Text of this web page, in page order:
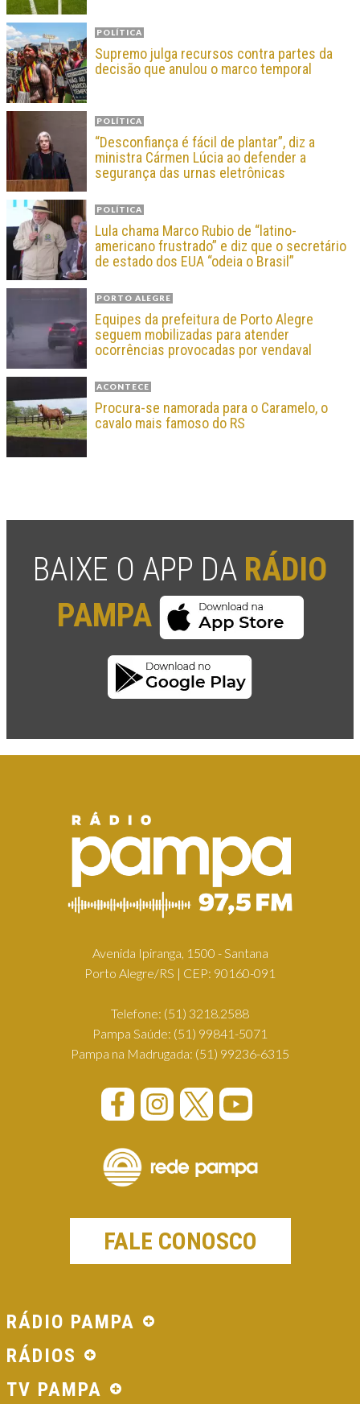
POLÍTICA
Supremo julga recursos contra partes da
decisão que anulou o marco temporal
POLÍTICA
“Desconfiança é fácil de plantar”, diz a
ministra Cármen Lúcia ao defender a
segurança das urnas eletrônicas
POLÍTICA
Lula chama Marco Rubio de “latino-
americano frustrado” e diz que o secretário
de estado dos EUA “odeia o Brasil”
PORTO ALEGRE
Equipes da prefeitura de Porto Alegre
seguem mobilizadas para atender
ocorrências provocadas por vendaval
ACONTECE
Procura-se namorada para o Caramelo, o
cavalo mais famoso do RS
BAIXE O APP DA RÁDIO
PAMPA
Avenida Ipiranga, 1500 - Santana
Porto Alegre/RS | CEP: 90160-091
Telefone: (51) 3218.2588
Pampa Saúde: (51) 99841-5071
Pampa na Madrugada: (51) 99236-6315
FALE CONOSCO
RÁDIO PAMPA
RÁDIOS
TV PAMPA